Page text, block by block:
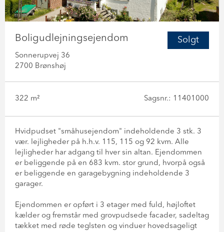
Solgt
Boligudlejningsejendom
Sonnerupvej 36
2700 Brønshøj
322 m² Sagsnr.: 11401000
Hvidpudset "småhusejendom" indeholdende 3 stk. 3
vær. lejligheder på h.h.v. 115, 115 og 92 kvm. Alle
lejligheder har adgang til hver sin altan. Ejendommen
er beliggende på en 683 kvm. stor grund, hvorpå også
er beliggende en garagebygning indeholdende 3
garager.
Ejendommen er opført i 3 etager med fuld, højloftet
kælder og fremstår med grovpudsede facader, sadeltag
tækket med røde teglsten og vinduer hovedsageligt